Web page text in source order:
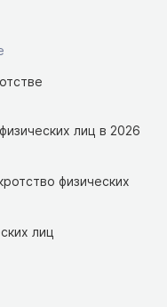
лиц в 2026
физических
лиц